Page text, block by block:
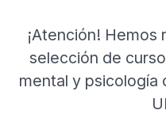
¡Atención! Hemos
selección de
mental y psicología